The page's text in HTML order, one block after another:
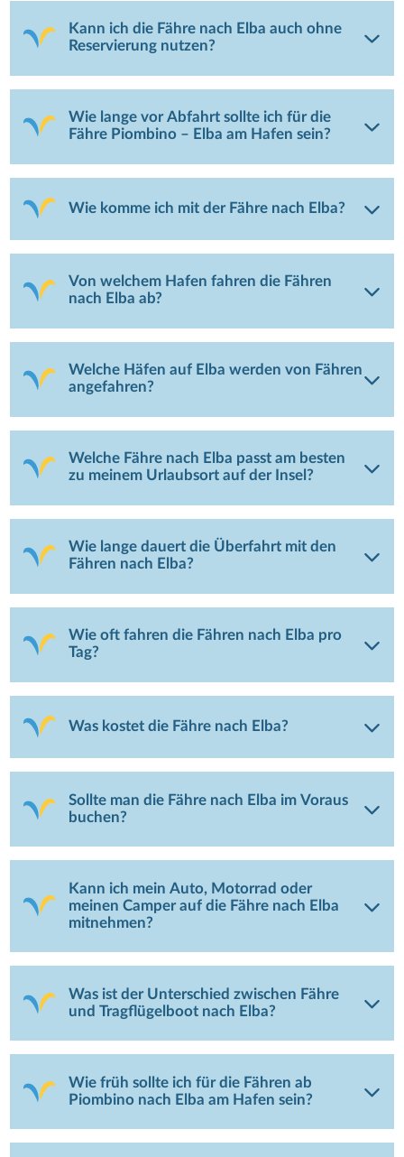
Kann ich die Fähre nach Elba auch ohne
Reservierung nutzen?
Wie lange vor Abfahrt sollte ich für die
Fähre Piombino – Elba am Hafen sein?
Wie komme ich mit der Fähre nach Elba?
Von welchem Hafen fahren die Fähren
nach Elba ab?
Welche Häfen auf Elba werden von Fähren
angefahren?
Welche Fähre nach Elba passt am besten
zu meinem Urlaubsort auf der Insel?
Wie lange dauert die Überfahrt mit den
Fähren nach Elba?
Wie oft fahren die Fähren nach Elba pro
Tag?
Was kostet die Fähre nach Elba?
Sollte man die Fähre nach Elba im Voraus
buchen?
Kann ich mein Auto, Motorrad oder
meinen Camper auf die Fähre nach Elba
mitnehmen?
Was ist der Unterschied zwischen Fähre
und Tragflügelboot nach Elba?
Wie früh sollte ich für die Fähren ab
Piombino nach Elba am Hafen sein?